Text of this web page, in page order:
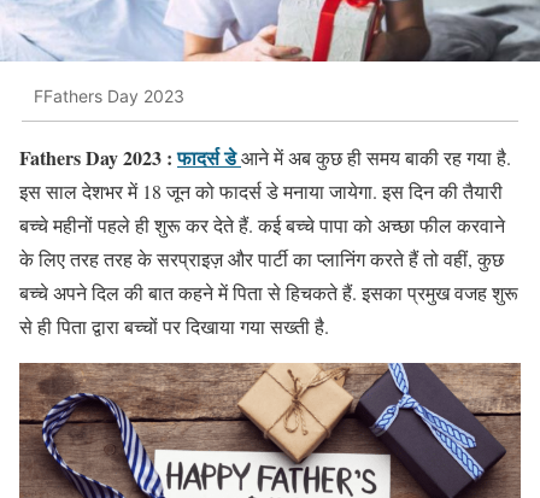
FFathers Day 2023
Fathers Day 2023 : फादर्स डेआने में अब कुछ ही समय बाकी रह गया है.
इस साल देशभर में 18 जून को फादर्स डे मनाया जायेगा. इस दिन की तैयारी
बच्चे महीनों पहले ही शुरू कर देते हैं. कई बच्चे पापा को अच्छा फील करवाने
के लिए तरह तरह के सरप्राइज़ और पार्टी का प्लानिंग करते हैं तो वहीं, कुछ
बच्चे अपने दिल की बात कहने में पिता से हिचकते हैं. इसका प्रमुख वजह शुरू
से ही पिता द्वारा बच्चों पर दिखाया गया सख्ती है.